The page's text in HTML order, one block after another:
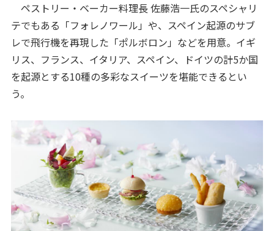
ペストリー・ベーカー料理長 佐藤浩一氏のスペシャリ
テでもある「フォレノワール」や、スペイン起源のサブ
レで飛行機を再現した「ポルボロン」などを用意。イギ
リス、フランス、イタリア、スペイン、ドイツの計5か国
を起源とする10種の多彩なスイーツを堪能できるとい
う。